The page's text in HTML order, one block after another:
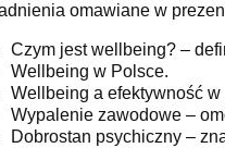
omawiane w
Czym jest wellbeing? –
Wellbeing w Polsce.
Wellbeing a efektywność w
Wypalenie zawodowe –
Dobrostan psychiczny –